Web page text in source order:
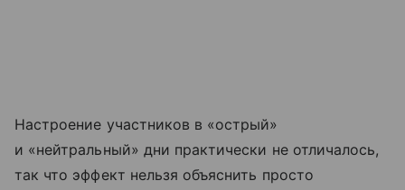
Настроение участников в «острый»
и «нейтральный» дни практически не отличалось,
так что эффект нельзя объяснить просто